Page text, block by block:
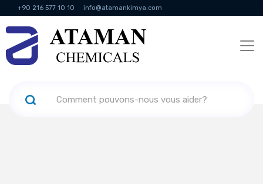
+90 216 577 10 10 info@atamankimya.com
KVKK Politikası Services de la société de l'information
humaines